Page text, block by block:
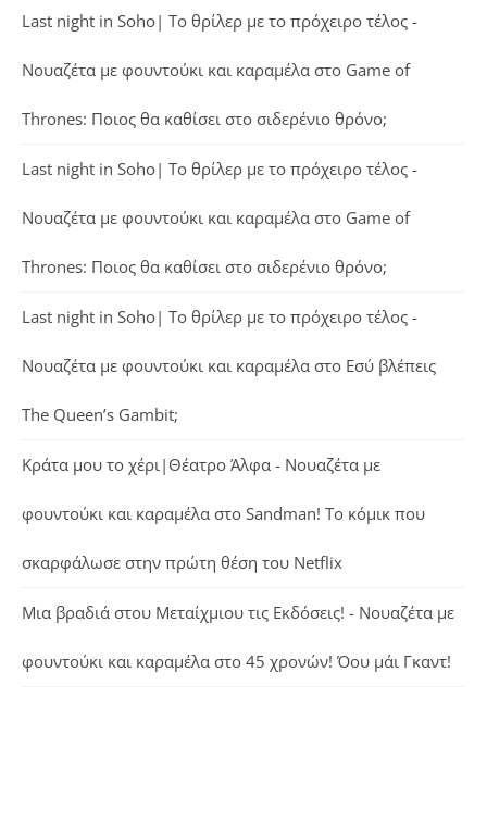
Last night in Soho| Το θρίλερ με το πρόχειρο τέλος -
Νουαζέτα με φουντούκι και καραμέλα στο Game of
Thrones: Ποιος θα καθίσει στο σιδερένιο θρόνο;
Last night in Soho| Το θρίλερ με το πρόχειρο τέλος -
Νουαζέτα με φουντούκι και καραμέλα στο Game of
Thrones: Ποιος θα καθίσει στο σιδερένιο θρόνο;
Last night in Soho| Το θρίλερ με το πρόχειρο τέλος -
Νουαζέτα με φουντούκι και καραμέλα στο Εσύ βλέπεις
The Queen’s Gambit;
Κράτα μου το χέρι|Θέατρο Άλφα - Νουαζέτα με
φουντούκι και καραμέλα στο Sandman! Το κόμικ που
σκαρφάλωσε στην πρώτη θέση του Netflix
Μια βραδιά στου Μεταίχμιου τις Εκδόσεις! - Νουαζέτα με
φουντούκι και καραμέλα στο 45 χρονών! Όου μάι Γκαντ!